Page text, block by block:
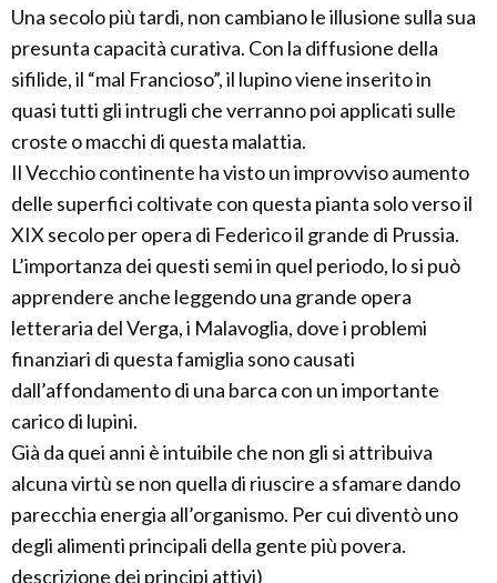
Una secolo più tardi, non cambiano le illusione sulla sua
presunta capacità curativa. Con la diffusione della
sifilide, il “mal Francioso”, il lupino viene inserito in
quasi tutti gli intrugli che verranno poi applicati sulle
croste o macchi di questa malattia.
Il Vecchio continente ha visto un improvviso aumento
delle superfici coltivate con questa pianta solo verso il
XIX secolo per opera di Federico il grande di Prussia.
L’importanza dei questi semi in quel periodo, lo si può
apprendere anche leggendo una grande opera
letteraria del Verga, i Malavoglia, dove i problemi
finanziari di questa famiglia sono causati
dall’affondamento di una barca con un importante
carico di lupini.
Già da quei anni è intuibile che non gli si attribuiva
alcuna virtù se non quella di riuscire a sfamare dando
parecchia energia all’organismo. Per cui diventò uno
degli alimenti principali della gente più povera.
descrizione dei principi attivi)